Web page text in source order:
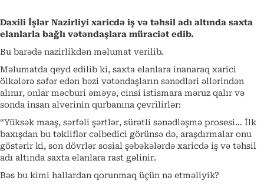
Daxili İşlər Nazirliyi xaricdə iş və təhsil adı altında saxta
elanlarla bağlı vətəndaşlara müraciət edib.
Bu barədə nazirlikdən məlumat verilib.
Məlumatda qeyd edilib ki, saxta elanlara inanaraq xarici
ölkələrə səfər edən bəzi vətəndaşların sənədləri əllərindən
alınır, onlar məcburi əməyə, cinsi istismara məruz qalır və
sonda insan alverinin qurbanına çevrilirlər:
“Yüksək maaş, sərfəli şərtlər, sürətli sənədləşmə prosesi… İlk
baxışdan bu təkliflər cəlbedici görünsə də, araşdırmalar onu
göstərir ki, son dövrlər sosial şəbəkələrdə xaricdə iş və təhsil
adı altında saxta elanlara rast gəlinir.
Bəs bu kimi hallardan qorunmaq üçün nə etməliyik?